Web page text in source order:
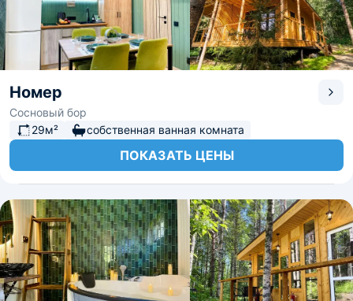
Номер
Сосновый бор
29м²
собственная ванная комната
ПОКАЗАТЬ ЦЕНЫ